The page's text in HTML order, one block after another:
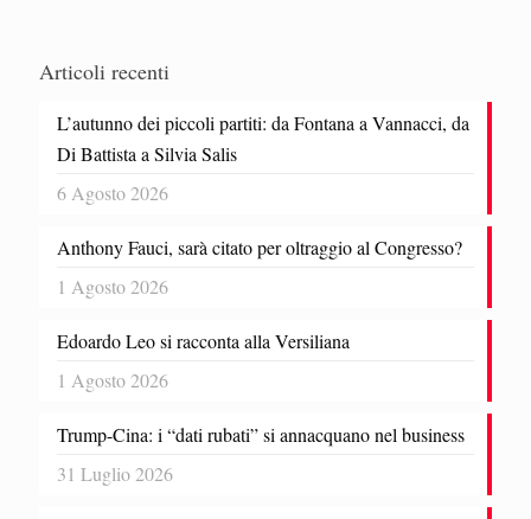
Articoli recenti
L’autunno dei piccoli partiti: da Fontana a Vannacci, da
Di Battista a Silvia Salis
6 Agosto 2026
Anthony Fauci, sarà citato per oltraggio al Congresso?
1 Agosto 2026
Edoardo Leo si racconta alla Versiliana
1 Agosto 2026
Trump-Cina: i “dati rubati” si annacquano nel business
31 Luglio 2026